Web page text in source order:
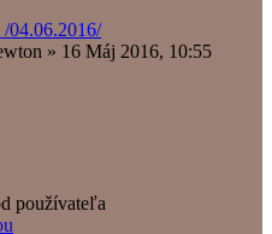
04.06.2016/
» 16 Máj 2016, 10:55
používateľa